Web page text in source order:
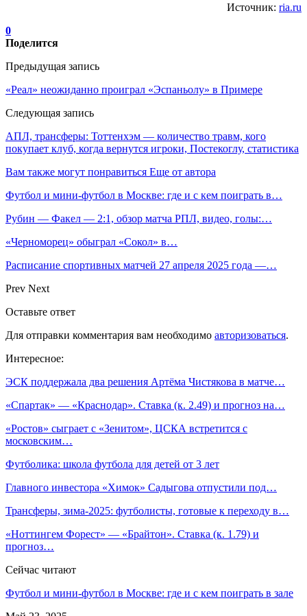
Источник: ria.ru
0
Поделится
Предыдущая запись
«Реал» неожиданно проиграл «Эспаньолу» в Примере
Следующая запись
АПЛ, трансферы: Тоттенхэм — количество травм, кого
покупает клуб, когда вернутся игроки, Постекоглу, статистика
Вам также могут понравиться Еще от автора
Футбол и мини-футбол в Москве: где и с кем поиграть в…
Рубин — Факел — 2:1, обзор матча РПЛ, видео, голы:…
«Черноморец» обыграл «Сокол» в…
Расписание спортивных матчей 27 апреля 2025 года —…
Prev Next
Оставьте ответ
Для отправки комментария вам необходимо авторизоваться.
Интересное:
ЭСК поддержала два решения Артёма Чистякова в матче…
«Спартак» — «Краснодар». Ставка (к. 2.49) и прогноз на…
​«Ростов» сыграет с «Зенитом», ​ЦСКА встретится с
московским…
Футболика: школа футбола для детей от 3 лет
Главного инвестора «Химок» Садыгова отпустили под…
Трансферы, зима-2025: футболисты, готовые к переходу в…
«Ноттингем Форест» — «Брайтон». Ставка (к. 1.79) и
прогноз…
Сейчас читают
Футбол и мини-футбол в Москве: где и с кем поиграть в зале